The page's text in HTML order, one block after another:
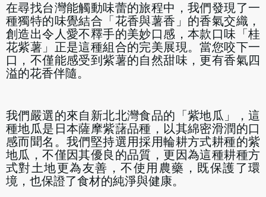
在尋找台灣能觸動味蕾的旅程中，我們發現了一
種獨特的味覺結合「花香與薯香」的香氣交織，
創造出令人愛不釋手的美妙口感，本款口味「桂
花紫薯」正是這種組合的完美展現。當您咬下一
口，不僅能感受到紫薯的自然甜味，更有香氣四
溢的花香伴隨。
我們嚴選的來自新北北灣食品的「紫地瓜」，這
種地瓜是日本薩摩紫藷品種，以其綿密滑潤的口
感而聞名。我們堅持選用採用輪耕方式耕種的紫
地瓜，不僅因其優良的品質，更因為這種耕種方
式對土地更為友善，不使用農藥，既保護了環
境，也保證了食材的純淨與健康。